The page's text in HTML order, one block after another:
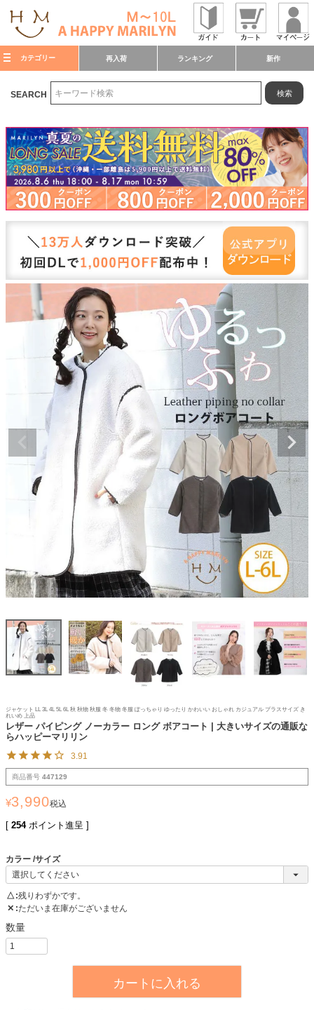
カテゴリー 再入荷 ランキング 新作
SEARCH 検索
ジャケット LL 3L 4L 5L 6L 秋 秋物 秋服 冬 冬物 冬服 ぽっちゃり ゆったり かわいい おしゃれ カジュアル プラスサイズ き
れいめ 上品
レザー パイピング ノーカラー ロング ボアコート | 大きいサイズの通販な
らハッピーマリリン
3.91
商品番号 447129
¥3,990税込
[ 254 ポイント進呈 ]
カラー サイズ
△ 残りわずかです。
✕ ただいま在庫がございません
カートに入れる